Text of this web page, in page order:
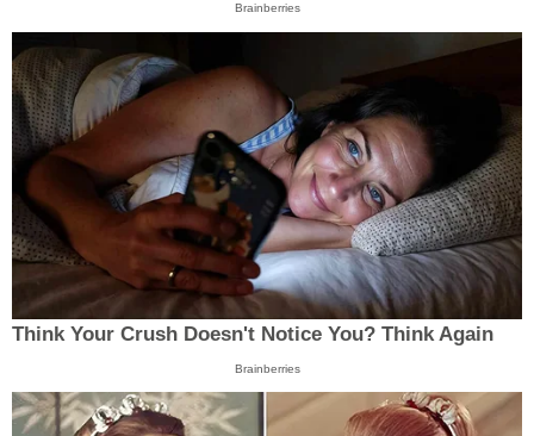
Brainberries
Think Your Crush Doesn't Notice You? Think Again
Brainberries